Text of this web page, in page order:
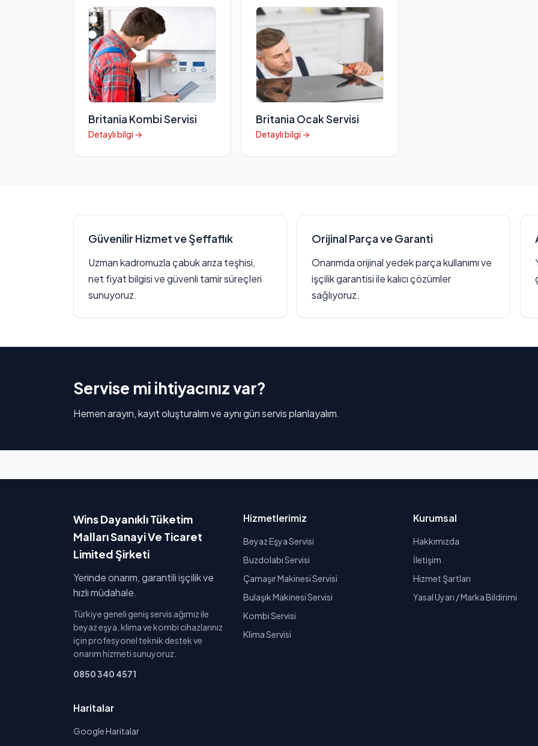
Britania Kombi Servisi
Detaylı bilgi →
Britania Ocak Servisi
Detaylı bilgi →
Güvenilir Hizmet ve Şeffaflık
Uzman kadromuzla çabuk arıza teşhisi,
net fiyat bilgisi ve güvenli tamir süreçleri
sunuyoruz.
Orijinal Parça ve Garanti
Onarımda orijinal yedek parça kullanımı ve
işçilik garantisi ile kalıcı çözümler
sağlıyoruz.
Servise mi ihtiyacınız var?
Hemen arayın, kayıt oluşturalım ve aynı gün servis planlayalım.
Wins Dayanıklı Tüketim
Malları Sanayi Ve Ticaret
Limited Şirketi
Yerinde onarım, garantili işçilik ve
hızlı müdahale.
Türkiye geneli geniş servis ağımız ile
beyaz eşya, klima ve kombi cihazlarınız
için profesyonel teknik destek ve
onarım hizmeti sunuyoruz.
0850 340 4571
Hizmetlerimiz
Beyaz Eşya Servisi
Buzdolabı Servisi
Çamaşır Makinesi Servisi
Bulaşık Makinesi Servisi
Kombi Servisi
Klima Servisi
Kurumsal
Hakkımızda
İletişim
Hizmet Şartları
Yasal Uyarı / Marka Bildirimi
Haritalar
Google Haritalar